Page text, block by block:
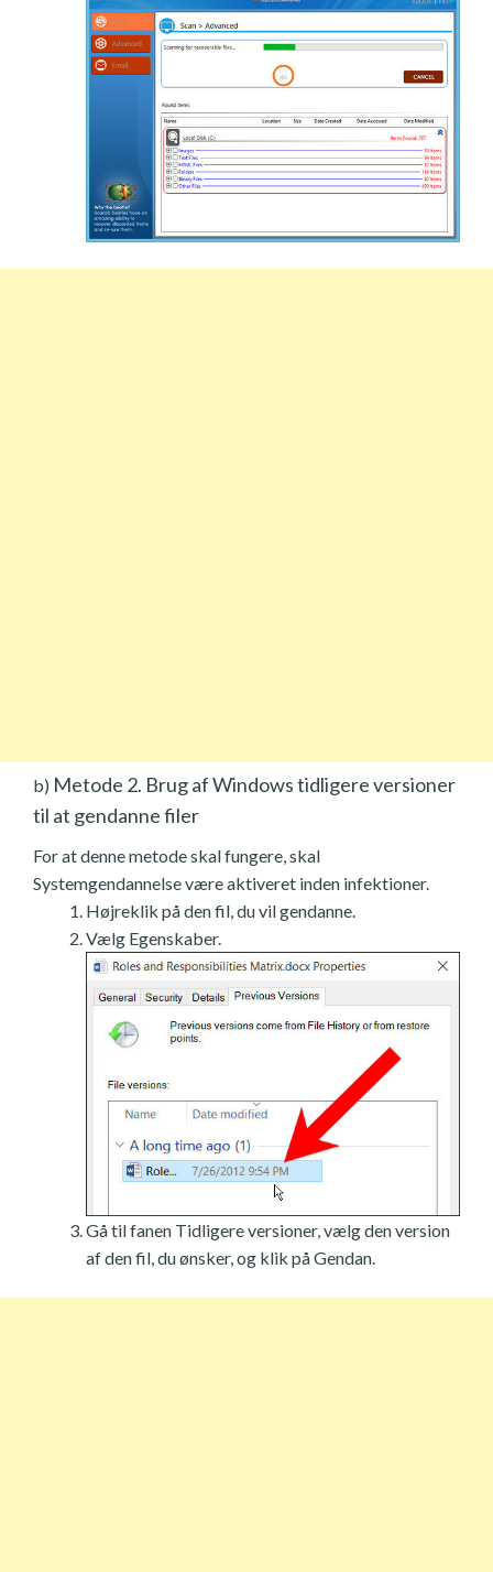
b) Metode 2. Brug af Windows tidligere versioner
til at gendanne filer
For at denne metode skal fungere, skal
Systemgendannelse være aktiveret inden infektioner.
Højreklik på den fil, du vil gendanne.
Vælg Egenskaber.
Gå til fanen Tidligere versioner, vælg den version
af den fil, du ønsker, og klik på Gendan.